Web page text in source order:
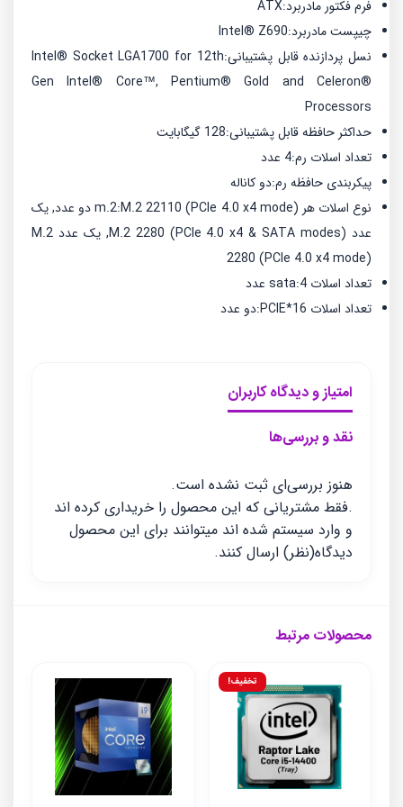
فرم فکتور مادربرد:ATX
چیپست مادربرد:Intel® Z690
نسل پردازنده قابل پشتیبانی:Intel® Socket LGA1700 for 12th
Gen Intel® Core™, Pentium® Gold and Celeron®
Processors
حداکثر حافظه قابل پشتیبانی:128 گیگابایت
تعداد اسلات رم:4 عدد
پیکربندی حافظه رم:دو کاناله
نوع اسلات هر m.2:
M.2 22110 (PCIe 4.0 x4 mode) دو عدد, یک
عدد M.2 2280 (PCIe 4.0 x4 & SATA modes), یک عدد M.2
2280 (PCIe 4.0 x4 mode)
تعداد اسلات sata: 4 عدد
تعداد اسلات PCIE*16:
دو عدد
امتیاز و دیدگاه کاربران
نقد و بررسی‌ها
هنوز بررسی‌ای ثبت نشده است.
.فقط مشتریانی که این محصول را خریداری کرده اند
و وارد سیستم شده اند میتوانند برای این محصول
دیدگاه(نظر) ارسال کنند.
محصولات مرتبط
تخفیف!